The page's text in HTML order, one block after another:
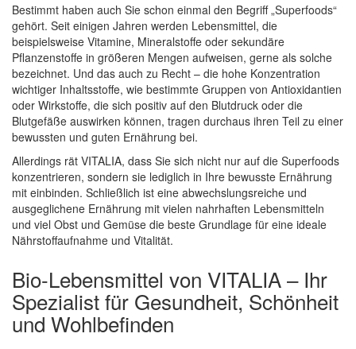
Bestimmt haben auch Sie schon einmal den Begriff „Superfoods“
gehört. Seit einigen Jahren werden Lebensmittel, die
beispielsweise Vitamine, Mineralstoffe oder sekundäre
Pflanzenstoffe in größeren Mengen aufweisen, gerne als solche
bezeichnet. Und das auch zu Recht – die hohe Konzentration
wichtiger Inhaltsstoffe, wie bestimmte Gruppen von Antioxidantien
oder Wirkstoffe, die sich positiv auf den Blutdruck oder die
Blutgefäße auswirken können, tragen durchaus ihren Teil zu einer
bewussten und guten Ernährung bei.
Allerdings rät VITALIA, dass Sie sich nicht nur auf die Superfoods
konzentrieren, sondern sie lediglich in Ihre bewusste Ernährung
mit einbinden. Schließlich ist eine abwechslungsreiche und
ausgeglichene Ernährung mit vielen nahrhaften Lebensmitteln
und viel Obst und Gemüse die beste Grundlage für eine ideale
Nährstoffaufnahme und Vitalität.
Bio-Lebensmittel von VITALIA – Ihr
Spezialist für Gesundheit, Schönheit
und Wohlbefinden